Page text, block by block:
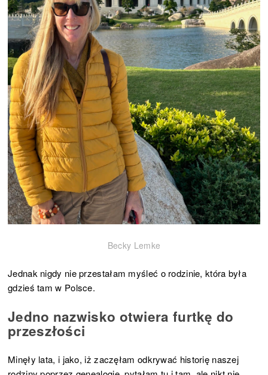
Becky Lemke
Jednak nigdy nie przestałam myśleć o rodzinie, która była
gdzieś tam w Polsce.
Jedno nazwisko otwiera furtkę do
przeszłości
Minęły lata, i jako, iż zaczęłam odkrywać historię naszej